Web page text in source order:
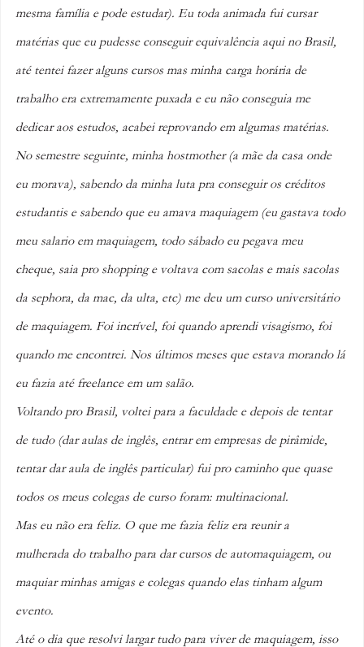
mesma família e pode estudar). Eu toda animada fui cursar
matérias que eu pudesse conseguir equivalência aqui no Brasil,
até tentei fazer alguns cursos mas minha carga horária de
trabalho era extremamente puxada e eu não conseguia me
dedicar aos estudos, acabei reprovando em algumas matérias.
No semestre seguinte, minha hostmother (a mãe da casa onde
eu morava), sabendo da minha luta pra conseguir os créditos
estudantis e sabendo que eu amava maquiagem (eu gastava todo
meu salario em maquiagem, todo sábado eu pegava meu
cheque, saia pro shopping e voltava com sacolas e mais sacolas
da sephora, da mac, da ulta, etc) me deu um curso universitário
de maquiagem. Foi incrível, foi quando aprendi visagismo, foi
quando me encontrei. Nos últimos meses que estava morando lá
eu fazia até freelance em um salão.
Voltando pro Brasil, voltei para a faculdade e depois de tentar
de tudo (dar aulas de inglês, entrar em empresas de pirâmide,
tentar dar aula de inglês particular) fui pro caminho que quase
todos os meus colegas de curso foram: multinacional.
Mas eu não era feliz. O que me fazia feliz era reunir a
mulherada do trabalho para dar cursos de automaquiagem, ou
maquiar minhas amigas e colegas quando elas tinham algum
evento.
Até o dia que resolvi largar tudo para viver de maquiagem, isso